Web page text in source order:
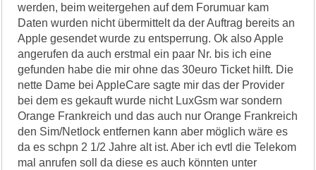
werden, beim weitergehen auf dem Forumuar kam
Daten wurden nicht übermittelt da der Auftrag bereits an
Apple gesendet wurde zu entsperrung. Ok also Apple
angerufen da auch erstmal ein paar Nr. bis ich eine
gefunden habe die mir ohne das 30euro Ticket hilft. Die
nette Dame bei AppleCare sagte mir das der Provider
bei dem es gekauft wurde nicht LuxGsm war sondern
Orange Frankreich und das auch nur Orange Frankreich
den Sim/Netlock entfernen kann aber möglich wäre es
da es schpn 2 1/2 Jahre alt ist. Aber ich evtl die Telekom
mal anrufen soll da diese es auch könnten unter